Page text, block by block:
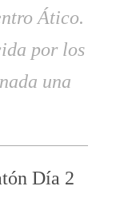
Ático.
por los
una
Día 2